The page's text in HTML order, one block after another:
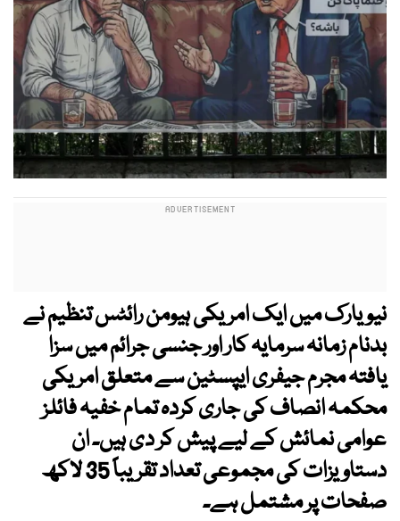
نیویارک میں ایک امریکی ہیومن رائٹس تنظیم نے
بدنام زمانہ سرمایہ کار اور جنسی جرائم میں سزا
یافتہ مجرم جیفری ایپسٹین سے متعلق امریکی
محکمہ انصاف کی جاری کردہ تمام خفیہ فائلز
عوامی نمائش کے لیے پیش کر دی ہیں۔ ان
دستاویزات کی مجموعی تعداد تقریباً 35 لاکھ
صفحات پر مشتمل ہے۔